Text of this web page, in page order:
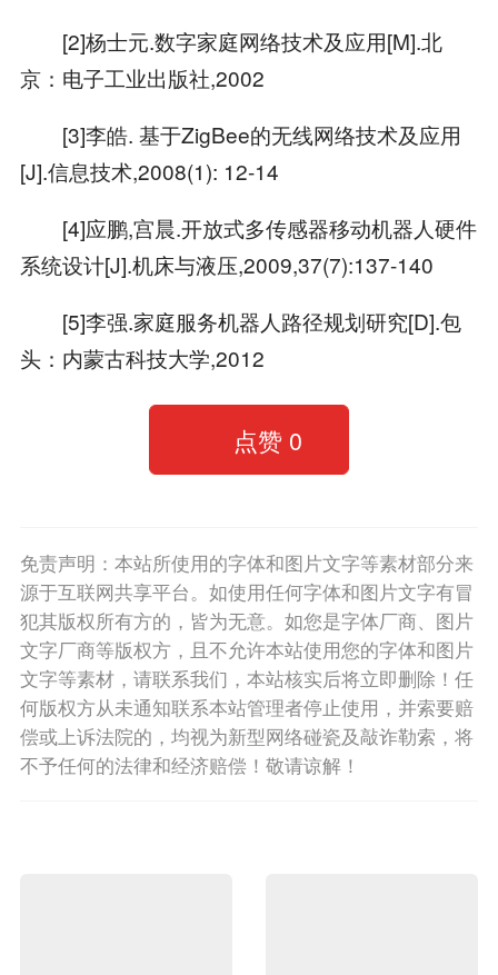
[2]杨士元.数字家庭网络技术及应用[M].北
京：电子工业出版社,2002
[3]李皓. 基于ZigBee的无线网络技术及应用
[J].信息技术,2008(1): 12-14
[4]应鹏,宫晨.开放式多传感器移动机器人硬件
系统设计[J].机床与液压,2009,37(7):137-140
[5]李强.家庭服务机器人路径规划研究[D].包
头：内蒙古科技大学,2012
点赞 0
免责声明：本站所使用的字体和图片文字等素材部分来
源于互联网共享平台。如使用任何字体和图片文字有冒
犯其版权所有方的，皆为无意。如您是字体厂商、图片
文字厂商等版权方，且不允许本站使用您的字体和图片
文字等素材，请联系我们，本站核实后将立即删除！任
何版权方从未通知联系本站管理者停止使用，并索要赔
偿或上诉法院的，均视为新型网络碰瓷及敲诈勒索，将
不予任何的法律和经济赔偿！敬请谅解！